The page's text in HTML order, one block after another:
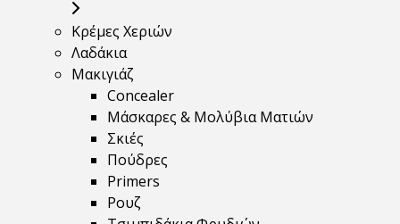
Κρέμες Χεριών
Λαδάκια
Μακιγιάζ
Concealer
Μάσκαρες & Μολύβια Ματιών
Σκιές
Πούδρες
Primers
Ρουζ